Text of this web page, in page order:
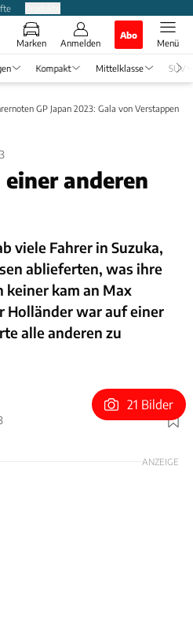
Marken Anmelden
Abo
Menü
Kompakt Mittelklasse SUV
GP Japan 2023: Gala von Verstappen
anderen
viele Fahrer in Suzuka,
ablieferten, was ihre
keiner kam an Max
Holländer war auf einer
alle anderen zu
Foto: Wilhelm
21 Bilder
ANZEIGE